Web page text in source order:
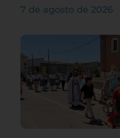
7 de agosto de 2026